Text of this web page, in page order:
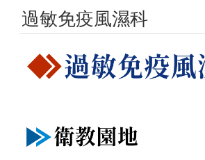
過敏免疫風濕科